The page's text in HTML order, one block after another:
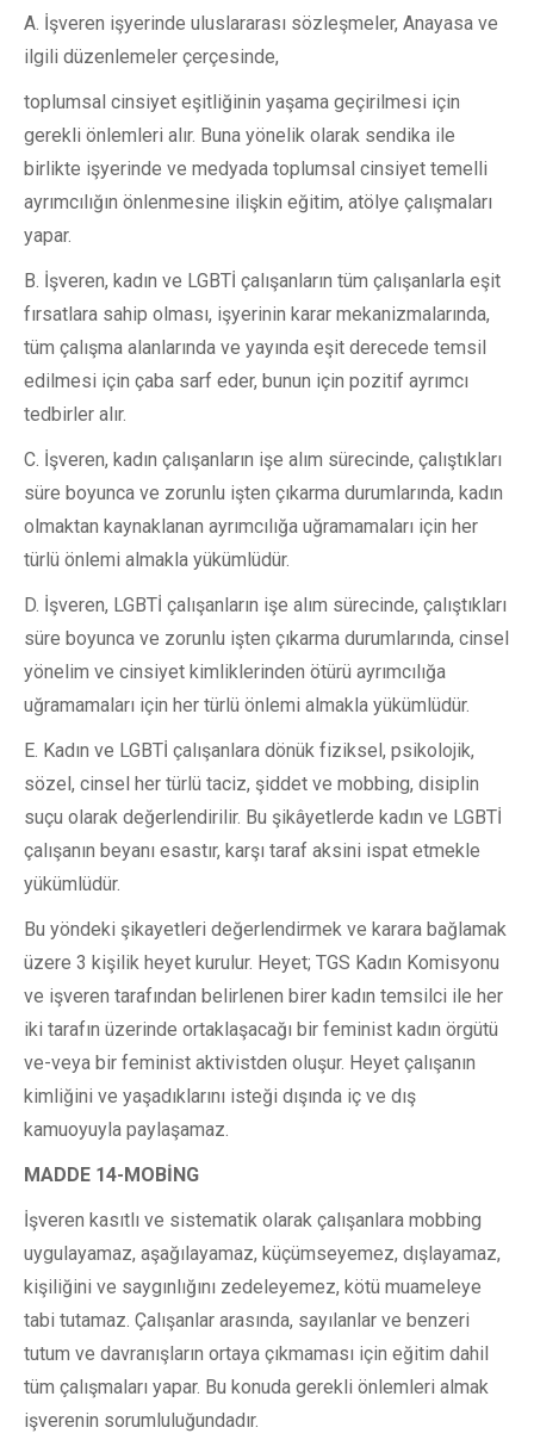
A. İşveren işyerinde uluslararası sözleşmeler, Anayasa ve
ilgili düzenlemeler çerçesinde,
toplumsal cinsiyet eşitliğinin yaşama geçirilmesi için
gerekli önlemleri alır. Buna yönelik olarak sendika ile
birlikte işyerinde ve medyada toplumsal cinsiyet temelli
ayrımcılığın önlenmesine ilişkin eğitim, atölye çalışmaları
yapar.
B. İşveren, kadın ve LGBTİ çalışanların tüm çalışanlarla eşit
fırsatlara sahip olması, işyerinin karar mekanizmalarında,
tüm çalışma alanlarında ve yayında eşit derecede temsil
edilmesi için çaba sarf eder, bunun için pozitif ayrımcı
tedbirler alır.
C. İşveren, kadın çalışanların işe alım sürecinde, çalıştıkları
süre boyunca ve zorunlu işten çıkarma durumlarında, kadın
olmaktan kaynaklanan ayrımcılığa uğramamaları için her
türlü önlemi almakla yükümlüdür.
D. İşveren, LGBTİ çalışanların işe alım sürecinde, çalıştıkları
süre boyunca ve zorunlu işten çıkarma durumlarında, cinsel
yönelim ve cinsiyet kimliklerinden ötürü ayrımcılığa
uğramamaları için her türlü önlemi almakla yükümlüdür.
E. Kadın ve LGBTİ çalışanlara dönük fiziksel, psikolojik,
sözel, cinsel her türlü taciz, şiddet ve mobbing, disiplin
suçu olarak değerlendirilir. Bu şikâyetlerde kadın ve LGBTİ
çalışanın beyanı esastır, karşı taraf aksini ispat etmekle
yükümlüdür.
Bu yöndeki şikayetleri değerlendirmek ve karara bağlamak
üzere 3 kişilik heyet kurulur. Heyet; TGS Kadın Komisyonu
ve işveren tarafından belirlenen birer kadın temsilci ile her
iki tarafın üzerinde ortaklaşacağı bir feminist kadın örgütü
ve-veya bir feminist aktivistden oluşur. Heyet çalışanın
kimliğini ve yaşadıklarını isteği dışında iç ve dış
kamuoyuyla paylaşamaz.
MADDE 14-MOBİNG
İşveren kasıtlı ve sistematik olarak çalışanlara mobbing
uygulayamaz, aşağılayamaz, küçümseyemez, dışlayamaz,
kişiliğini ve saygınlığını zedeleyemez, kötü muameleye
tabi tutamaz. Çalışanlar arasında, sayılanlar ve benzeri
tutum ve davranışların ortaya çıkmaması için eğitim dahil
tüm çalışmaları yapar. Bu konuda gerekli önlemleri almak
işverenin sorumluluğundadır.